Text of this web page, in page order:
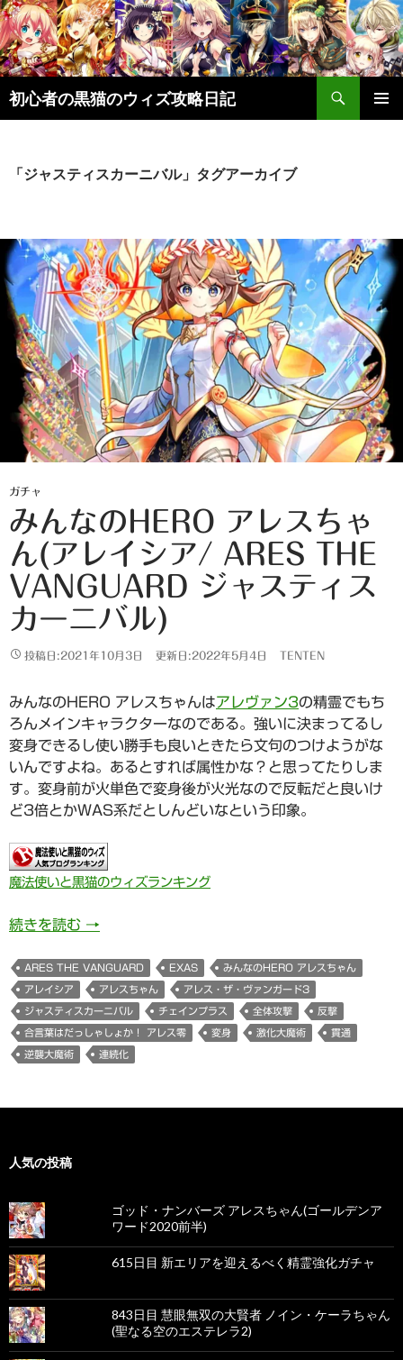
初心者の黒猫のウィズ攻略日記
検
索
ン
キ
ッ
プ
「ジャスティスカーニバル」タグアーカイブ
ガチャ
みんなのHERO アレスちゃ
ん(アレイシア/ ARES THE
VANGUARD ジャスティス
カーニバル)
投稿日:2021年10月3日 更新日:2022年5月4日 TENTEN
みんなのHERO アレスちゃんはアレヴァン3の精霊でもち
ろんメインキャラクターなのである。強いに決まってるし
変身できるし使い勝手も良いときたら文句のつけようがな
いんですよね。あるとすれば属性かな？と思ってたりしま
す。変身前が火単色で変身後が火光なので反転だと良いけ
ど3倍とかWAS系だとしんどいなという印象。
魔法使いと黒猫のウィズランキング
続きを読む みんなのHERO アレスちゃん(アレイシア/
→
ARES THE VANGUARD EXAS みんなのHERO アレスちゃん
アレイシア アレスちゃん アレス・ザ・ヴァンガード3
ジャスティスカーニバル チェインプラス 全体攻撃 反撃
合言葉はだっしゃしょか！ アレス零 変身 激化大魔術 貫通
逆襲大魔術 連続化
人気の投稿
ゴッド・ナンバーズ アレスちゃん(ゴールデンア
ワード2020前半)
615日目 新エリアを迎えるべく精霊強化ガチャ
843日目 慧眼無双の大賢者 ノイン・ケーラちゃん
(聖なる空のエステレラ2)